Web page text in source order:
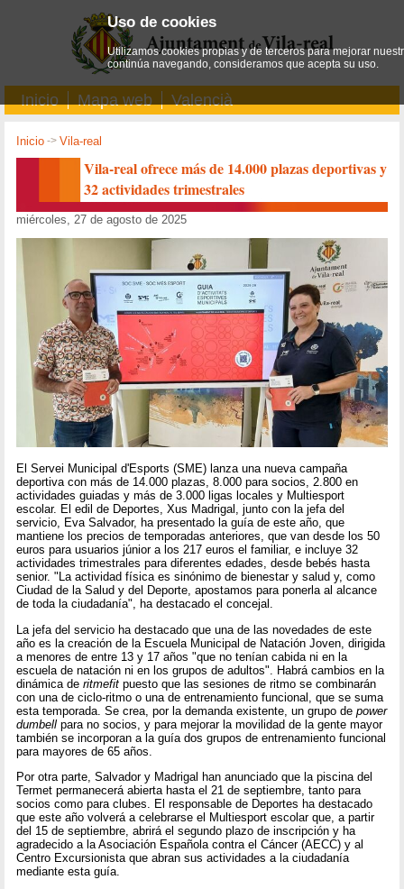
Inicio Mapa web Valencià
Inicio ->Vila-real
Vila-real ofrece más de 14.000 plazas deportivas y
32 actividades trimestrales
miércoles, 27 de agosto de 2025
El Servei Municipal d'Esports (SME) lanza una nueva campaña
deportiva con más de 14.000 plazas, 8.000 para socios, 2.800 en
actividades guiadas y más de 3.000 ligas locales y Multiesport
escolar. El edil de Deportes, Xus Madrigal, junto con la jefa del
servicio, Eva Salvador, ha presentado la guía de este año, que
mantiene los precios de temporadas anteriores, que van desde los 50
euros para usuarios júnior a los 217 euros el familiar, e incluye 32
actividades trimestrales para diferentes edades, desde bebés hasta
senior. "La actividad física es sinónimo de bienestar y salud y, como
Ciudad de la Salud y del Deporte, apostamos para ponerla al alcance
de toda la ciudadanía", ha destacado el concejal.
La jefa del servicio ha destacado que una de las novedades de este
año es la creación de la Escuela Municipal de Natación Joven, dirigida
a menores de entre 13 y 17 años "que no tenían cabida ni en la
escuela de natación ni en los grupos de adultos". Habrá cambios en la
dinámica deritmefit puesto que las sesiones de ritmo se combinarán
con una de ciclo-ritmo o una de entrenamiento funcional, que se suma
esta temporada. Se crea, por la demanda existente, un grupo depower
dumbell para no socios, y para mejorar la movilidad de la gente mayor
también se incorporan a la guía dos grupos de entrenamiento funcional
para mayores de 65 años.
Por otra parte, Salvador y Madrigal han anunciado que la piscina del
Termet permanecerá abierta hasta el 21 de septiembre, tanto para
socios como para clubes. El responsable de Deportes ha destacado
que este año volverá a celebrarse el Multiesport escolar que, a partir
del 15 de septiembre, abrirá el segundo plazo de inscripción y ha
agradecido a la Asociación Española contra el Cáncer (AECC) y al
Centro Excursionista que abran sus actividades a la ciudadanía
mediante esta guía.
Uso de cookies
Utilizamos cookies propias y de terceros para mejorar
continúa navegando, consideramos que acepta su uso.